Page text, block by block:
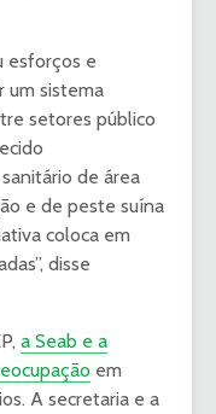
esforços e
um sistema
setores público
de área
e de peste suína
coloca em
disse
a Seab e a
em
A secretaria e a